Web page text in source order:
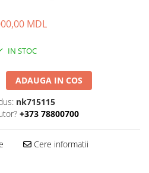
MDL
IN STOC
ADAUGA IN COS
nk715115
+373 78800700
Cere informatii